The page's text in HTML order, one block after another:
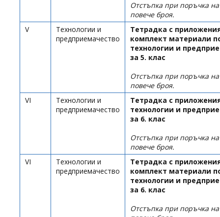
Отстъпка при поръчка
повече броя.
V
Технологии и
предприемачество
Тетрадка с
комплект материали
технологии и
за 5. клас
Отстъпка при поръчка
повече броя.
VI
Технологии и
предприемачество
Тетрадка с
технологии и
за 6. клас
Отстъпка при поръчка
повече броя.
VI
Технологии и
предприемачество
Тетрадка с
комплект материали
технологии и
за 6. клас
Отстъпка при поръчка